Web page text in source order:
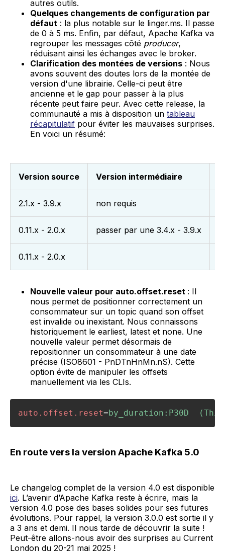
autres outils.
Quelques changements de configuration par
défaut : la plus notable sur le linger.ms. Il passe
de 0 à 5 ms. Enfin, par défaut, Apache Kafka va
regrouper les messages côté producer,
réduisant ainsi les échanges avec le broker.
Clarification des montées de versions : Nous
avons souvent des doutes lors de la montée de
version d'une librairie. Celle-ci peut être
ancienne et le gap pour passer à la plus
récente peut faire peur. Avec cette release, la
communauté a mis à disposition un tableau
récapitulatif pour éviter les mauvaises surprises.
En voici un résumé:
Version source Version intermédiaire
2.1.x - 3.9.x non requis
0.11.x - 2.0.x passer par une 3.4.x - 3.9.x
0.11.x - 2.0.x
Nouvelle valeur pour auto.offset.reset : Il
nous permet de positionner correctement un
consommateur sur un topic quand son offset
est invalide ou inexistant. Nous connaissons
historiquement le earliest, latest et none. Une
nouvelle valeur permet désormais de
repositionner un consommateur à une date
précise (ISO8601 - PnDTnHnMn.nS). Cette
option évite de manipuler les offsets
manuellement via les CLIs.
auto.offset.reset=by_duration:P30D
En route vers la version Apache Kafka 5.0
Le changelog complet de la version 4.0 est disponible
ici. L’avenir d’Apache Kafka reste à écrire, mais la
version 4.0 pose des bases solides pour ses futures
évolutions. Pour rappel, la version 3.0.0 est sortie il y
a 3 ans et demi. Il nous tarde de découvrir la suite !
Peut-être allons-nous avoir des surprises au Current
London du 20-21 mai 2025 !